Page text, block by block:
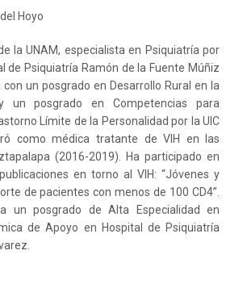
Hoyo
la UNAM, especialista en Psiquiatría por
de Psiquiatría Ramón de la Fuente Múñiz
con un posgrado en Desarrollo Rural en la
un posgrado en Competencias para
Límite de la Personalidad por la UIC
como médica tratante de VIH en las
(2016-2019). Ha participado en
en torno al VIH: “Jóvenes y
de pacientes con menos de 100 CD4”.
un posgrado de Alta Especialidad en
de Apoyo en Hospital de Psiquiatría